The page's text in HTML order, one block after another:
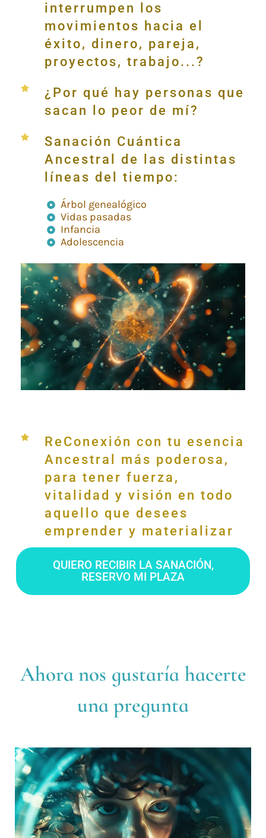
interrumpen los
movimientos hacia el
éxito, dinero, pareja,
proyectos, trabajo...?
¿Por qué hay personas que
sacan lo peor de mí?
Sanación Cuántica
Ancestral de las distintas
líneas del tiempo:
Árbol genealógico
Vidas pasadas
Infancia
Adolescencia
ReConexión con tu esencia
Ancestral más poderosa,
para tener fuerza,
vitalidad y visión en todo
aquello que desees
emprender y materializar
QUIERO RECIBIR LA SANACIÓN,
RESERVO MI PLAZA
Ahora nos gustaría hacerte
una pregunta